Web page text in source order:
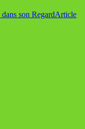
son RegardArticle